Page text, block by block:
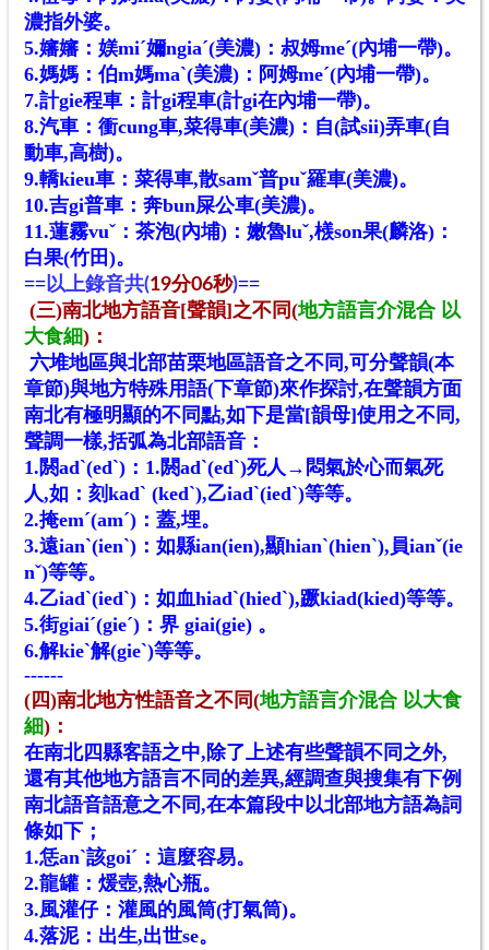
濃指外婆。
5.嬸嬸：媄miˊ嬭ngiaˊ(美濃)：叔姆meˊ(內埔一帶)。
6.媽媽：伯m媽maˋ(美濃)：阿姆meˊ(內埔一帶)。
7.計gie程車：計gi程車(計gi在內埔一帶)。
8.汽車：衝cung車,菜得車(美濃)：自(試sii)弄車(自
動車,高樹)。
9.轎kieu車：菜得車,散samˇ普puˇ羅車(美濃)。
10.吉gi普車：奔bun屎公車(美濃)。
11.蓮霧vuˇ：茶泡(內埔)：嫩魯luˇ,檨son果(麟洛)：
白果(竹田)。
==以上錄音共(19分06秒)==
(三)南北地方語音[聲韻]之不同(地方語言介混合 以
大食細) ：
六堆地區與北部苗栗地區語音之不同,可分聲韻(本
章節)與地方特殊用語(下章節)來作探討,在聲韻方面
南北有極明顯的不同點,如下是當[韻母]使用之不同,
聲調一樣,括弧為北部語音：
1.閼adˋ(edˋ)：1.閼adˋ(edˋ)死人→悶氣於心而氣死
人,如：刻kadˋ (kedˋ),乙iadˋ(iedˋ)等等。
2.掩emˊ(amˊ)：蓋,埋。
3.遠ianˋ(ienˋ)：如縣ian(ien),顯hianˋ(hienˋ),員ianˇ(ie
nˇ)等等。
4.乙iadˋ(iedˋ)：如血hiadˋ(hiedˋ),蹶kiad(kied)等等。
5.街giaiˊ(gieˊ)：界 giai(gie) 。
6.解kieˋ解(gieˋ)等等。
------
(四)南北地方性語音之不同(地方語言介混合 以大食
細) ：
在南北四縣客語之中,除了上述有些聲韻不同之外,
還有其他地方語言不同的差異,經調查與搜集有下例
南北語音語意之不同,在本篇段中以北部地方語為詞
條如下；
1.恁anˋ該goiˊ：這麼容易。
2.龍罐：煖壺,熱心瓶。
3.風灌仔：灌風的風筒(打氣筒)。
4.落泥：出生,出世se。